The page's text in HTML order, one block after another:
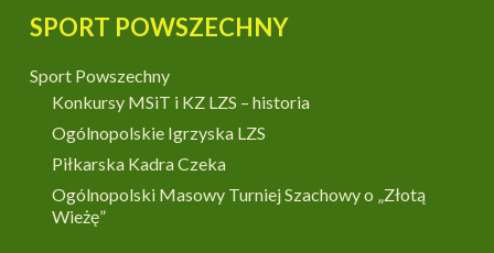
SPORT POWSZECHNY
Sport Powszechny
Konkursy MSiT i KZ LZS – historia
Ogólnopolskie Igrzyska LZS
Piłkarska Kadra Czeka
Ogólnopolski Masowy Turniej Szachowy o „Złotą
Wieżę”